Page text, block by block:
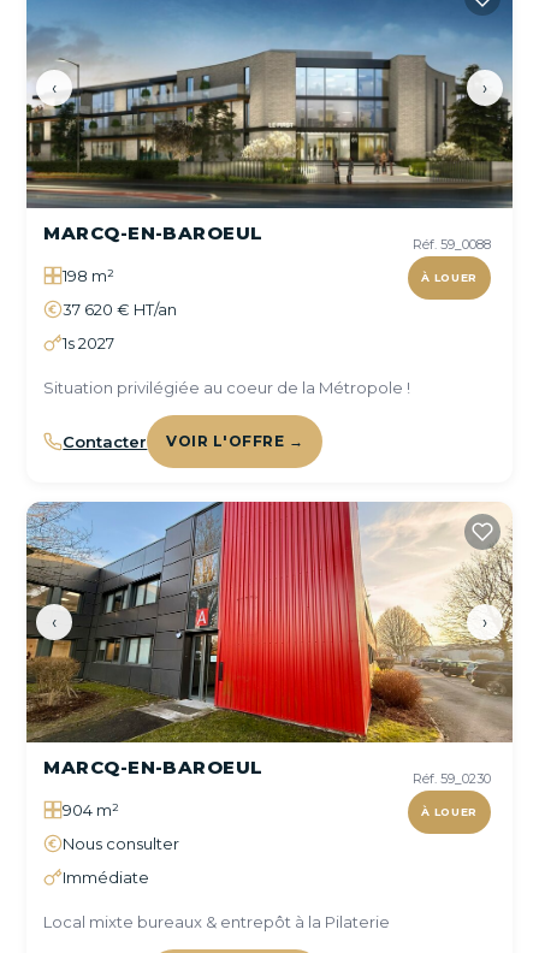
‹ ›
Réf. 59_0088
À LOUER
MARCQ-EN-BAROEUL
198 m²
37 620 € HT/an
1s 2027
Situation privilégiée au coeur de la Métropole !
Contacter VOIR L'OFFRE →
‹ ›
Réf. 59_0230
À LOUER
MARCQ-EN-BAROEUL
904 m²
Nous consulter
Immédiate
Local mixte bureaux & entrepôt à la Pilaterie